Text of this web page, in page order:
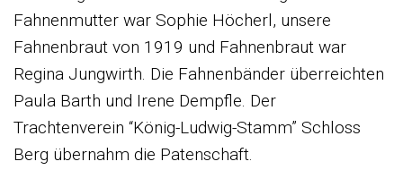
Fahnenmutter war Sophie Höcherl, unsere
Fahnenbraut von 1919 und Fahnenbraut war
Regina Jungwirth. Die Fahnenbänder überreichten
Paula Barth und Irene Dempfle. Der
Trachtenverein “König-Ludwig-Stamm” Schloss
Berg übernahm die Patenschaft.